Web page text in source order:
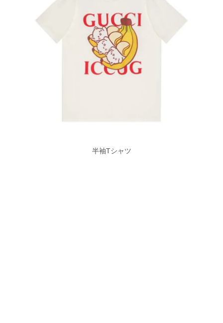
半袖Tシャツ